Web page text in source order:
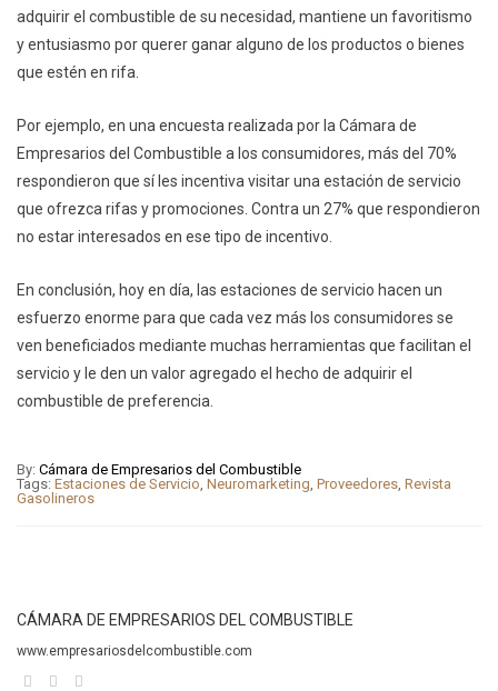
adquirir el combustible de su necesidad, mantiene un favoritismo
y entusiasmo por querer ganar alguno de los productos o bienes
que estén en rifa.
Por ejemplo, en una encuesta realizada por la Cámara de
Empresarios del Combustible a los consumidores, más del 70%
respondieron que sí les incentiva visitar una estación de servicio
que ofrezca rifas y promociones. Contra un 27% que respondieron
no estar interesados en ese tipo de incentivo.
En conclusión, hoy en día, las estaciones de servicio hacen un
esfuerzo enorme para que cada vez más los consumidores se
ven beneficiados mediante muchas herramientas que facilitan el
servicio y le den un valor agregado el hecho de adquirir el
combustible de preferencia.
By: Cámara de Empresarios del Combustible
Tags: Estaciones de Servicio Neuromarketing Proveedores Revista
Gasolineros
CÁMARA DE EMPRESARIOS DEL COMBUSTIBLE
www.empresariosdelcombustible.com